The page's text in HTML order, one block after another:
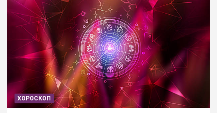
ХОРОСКОП